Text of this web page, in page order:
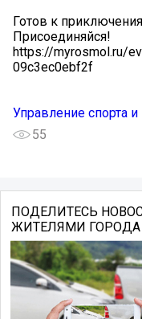
Готов к
Присоединяйся!
https://myrosmol.ru/
09c3ec0ebf2f
Управление спорта
55
ПОДЕЛИТЕСЬ
ЖИТЕЛЯМИ ГОРОДА